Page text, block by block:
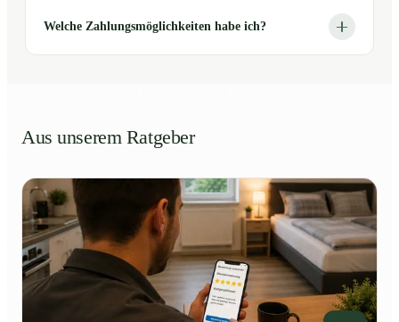
Welche Zahlungsmöglichkeiten habe ich?
Aus unserem Ratgeber